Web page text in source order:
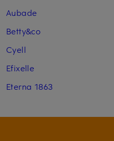
Aubade
Betty&co
Cyell
Efixelle
Eterna 1863